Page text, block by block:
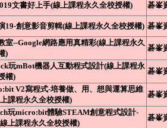
文書好上手(線上課程永久全校授權) 碁峯
19-創意影音剪輯(線上課程永久全校授權) 碁峯
室--Google網路應用真精彩(線上課程永久
)
碁峯
玩mBot機器人互動程式設計(線上課程永
權)
碁峯
V2寫程式-培養做、用、想與運算思維
課程永久全校授權)
碁峯
玩micro:bit體驗STEAM創意程式設計-
上課程永久全校授權)
碁峯